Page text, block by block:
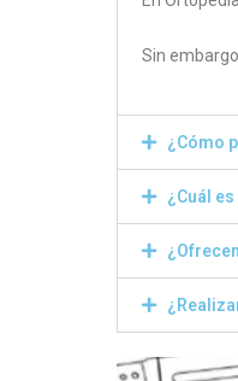
Sin
¿Cómo
¿Cuál